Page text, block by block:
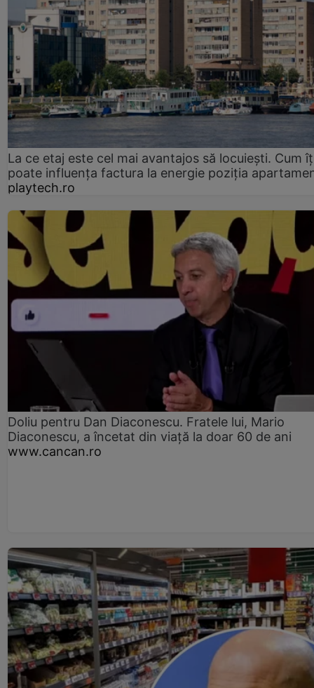
La ce etaj este cel mai avantajos să locuiești. Cum
poate influența factura la energie poziția
playtech.ro
Doliu pentru Dan Diaconescu. Fratele lui, Mario
Diaconescu, a încetat din viață la doar 60 de ani
www.cancan.ro